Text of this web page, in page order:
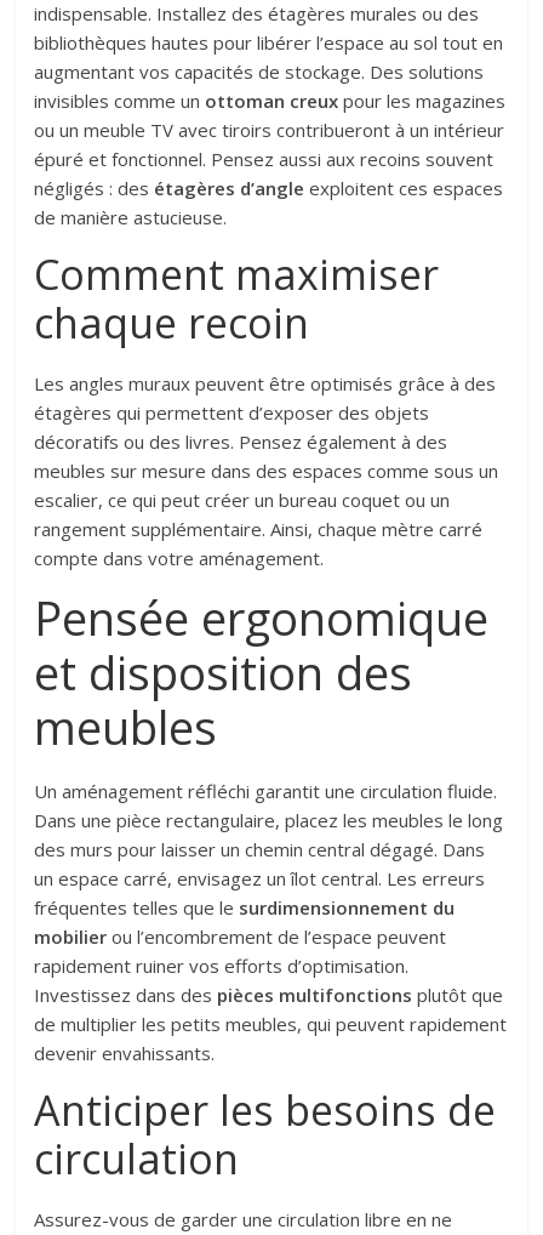
indispensable. Installez des étagères murales ou des
bibliothèques hautes pour libérer l’espace au sol tout en
augmentant vos capacités de stockage. Des solutions
invisibles comme un ottoman creux pour les magazines
ou un meuble TV avec tiroirs contribueront à un intérieur
épuré et fonctionnel. Pensez aussi aux recoins souvent
négligés : des étagères d’angle exploitent ces espaces
de manière astucieuse.
Comment maximiser
chaque recoin
Les angles muraux peuvent être optimisés grâce à des
étagères qui permettent d’exposer des objets
décoratifs ou des livres. Pensez également à des
meubles sur mesure dans des espaces comme sous un
escalier, ce qui peut créer un bureau coquet ou un
rangement supplémentaire. Ainsi, chaque mètre carré
compte dans votre aménagement.
Pensée ergonomique
et disposition des
meubles
Un aménagement réfléchi garantit une circulation fluide.
Dans une pièce rectangulaire, placez les meubles le long
des murs pour laisser un chemin central dégagé. Dans
un espace carré, envisagez un îlot central. Les erreurs
fréquentes telles que le surdimensionnement du
mobilier ou l’encombrement de l’espace peuvent
rapidement ruiner vos efforts d’optimisation.
Investissez dans des pièces multifonctions plutôt que
de multiplier les petits meubles, qui peuvent rapidement
devenir envahissants.
Anticiper les besoins de
circulation
Assurez-vous de garder une circulation libre en ne